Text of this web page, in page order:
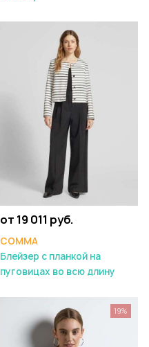
от 19 011 руб.
COMMA
Блейзер с планкой на
пуговицах во всю длину
19%